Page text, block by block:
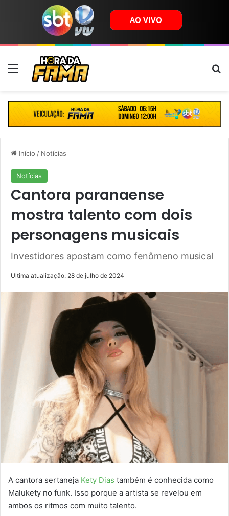
Menu
Início / Notícias
Notícias
Cantora paranaense
mostra talento com dois
personagens musicais
Investidores apostam como fenômeno musical
Ultima atualização: 28 de julho de 2024
A cantora sertaneja Kety Dias também é conhecida como
Malukety no funk. Isso porque a artista se revelou em
ambos os ritmos com muito talento.